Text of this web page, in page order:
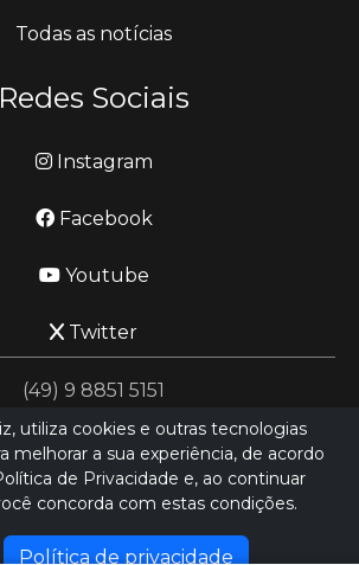
Todas as notícias
Redes Sociais
Instagram
Facebook
Youtube
Twitter
(49) 9 8851 5151
porHEXIO CLOUD
utiliza cookies e outras tecnologias
melhorar a sua experiência, de acordo
de Privacidade e, ao continuar
concorda com estas condições.
Política de privacidade